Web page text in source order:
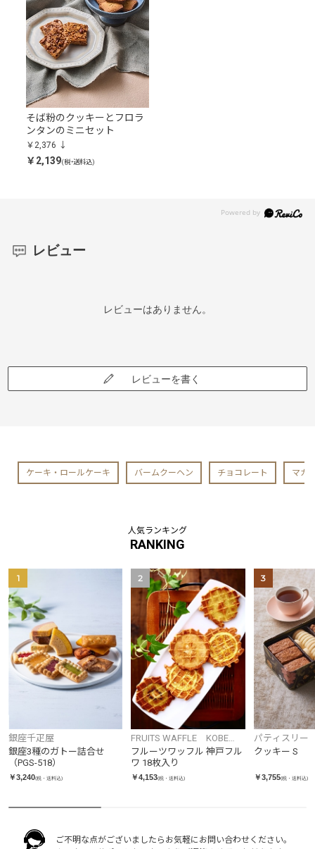
そば粉のクッキーとフロラ
ンタンのミニセット
￥2,376
￥2,139(税・送料込)
レビュー
レビューはありません。
レビューを書く
ケーキ・ロールケーキ バームクーヘン チョコレート マカ
人気ランキング
RANKING
1
銀座千疋屋
銀座3種のガトー詰合せ
（PGS-518）
￥3,240(税・送料込)
2
FRUITS WAFFLE KOBE
FRUWA
フルーツワッフル 神戸フル
ワ 18枚入り
￥4,153(税・送料込)
3
パティスリ
レ・ド・チャ
クッキー S
￥3,755(税・送料込)
ご不明な点がございましたらお気軽にお問い合わせください。